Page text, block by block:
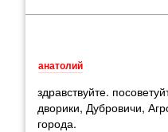
анатолий
здравствуйте.
дворики, Дубровичи,
города.